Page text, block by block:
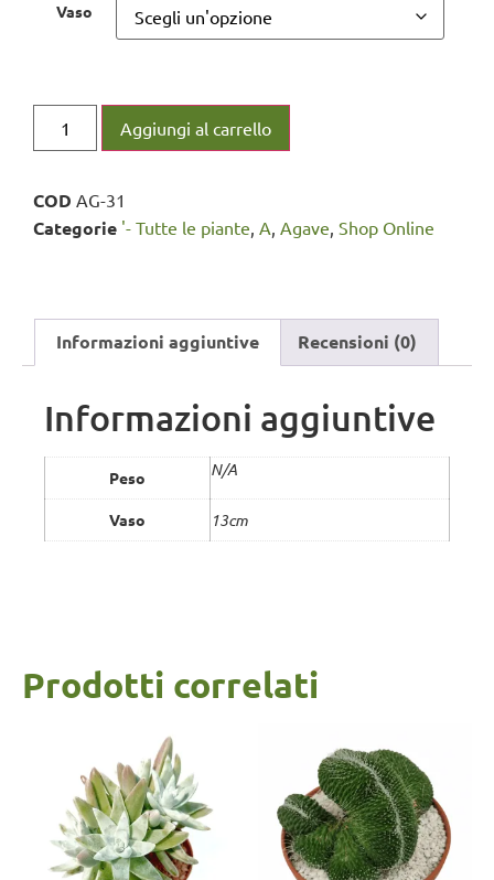
Vaso
Aggiungi al carrello
COD AG-31
Categorie '- Tutte le piante A Agave Shop Online
Informazioni aggiuntive Recensioni (0)
Informazioni aggiuntive
Peso N/A
Vaso 13cm
Prodotti correlati